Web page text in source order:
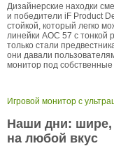
Дизайнерские находки
и победители iF Product
стойкой, который легко
линейки AOC 57 с
только стали
они давали
монитор под собственные
Игровой монитор с
Наши дни: шире,
на любой вкус